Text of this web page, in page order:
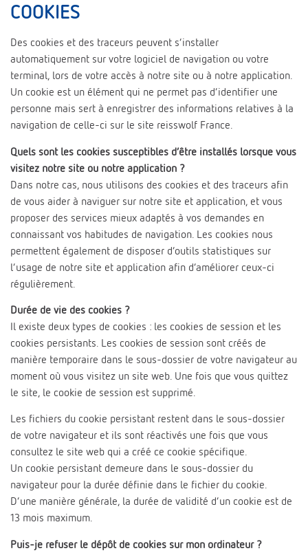
COOKIES
Des cookies et des traceurs peuvent s’installer
automatiquement sur votre logiciel de navigation ou votre
terminal, lors de votre accès à notre site ou à notre application.
Un cookie est un élément qui ne permet pas d’identifier une
personne mais sert à enregistrer des informations relatives à la
navigation de celle-ci sur le site reisswolf France.
Quels sont les cookies susceptibles d’être installés lorsque vous
visitez notre site ou notre application ?
Dans notre cas, nous utilisons des cookies et des traceurs afin
de vous aider à naviguer sur notre site et application, et vous
proposer des services mieux adaptés à vos demandes en
connaissant vos habitudes de navigation. Les cookies nous
permettent également de disposer d’outils statistiques sur
l’usage de notre site et application afin d’améliorer ceux-ci
régulièrement.
Durée de vie des cookies ?
Il existe deux types de cookies : les cookies de session et les
cookies persistants. Les cookies de session sont créés de
manière temporaire dans le sous-dossier de votre navigateur au
moment où vous visitez un site web. Une fois que vous quittez
le site, le cookie de session est supprimé.
Les fichiers du cookie persistant restent dans le sous-dossier
de votre navigateur et ils sont réactivés une fois que vous
consultez le site web qui a créé ce cookie spécifique.
Un cookie persistant demeure dans le sous-dossier du
navigateur pour la durée définie dans le fichier du cookie.
D’une manière générale, la durée de validité d’un cookie est de
13 mois maximum.
Puis-je refuser le dépôt de cookies sur mon ordinateur ?